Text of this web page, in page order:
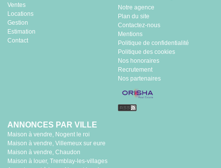
Ventes
Locations
Gestion
Estimation
Contact
Notre agence
Plan du site
Contactez-nous
Mentions
Politique de confidentialité
Politique des cookies
Nos honoraires
Recrutement
Nos partenaires
ANNONCES PAR VILLE
Maison à vendre, Nogent le roi
Maison à vendre, Villemeux sur eure
Maison à vendre, Chaudon
Maison à louer, Tremblay-les-villages